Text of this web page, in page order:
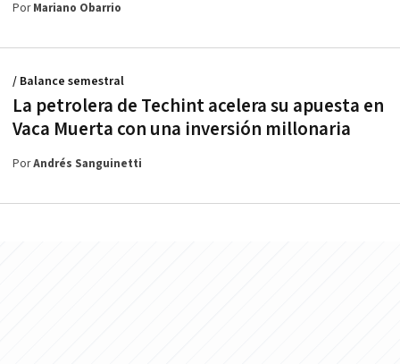
PorMariano Obarrio
La petrolera de Techint acelera su apuesta en
Vaca Muerta con una inversión millonaria
/ Balance semestral
PorAndrés Sanguinetti